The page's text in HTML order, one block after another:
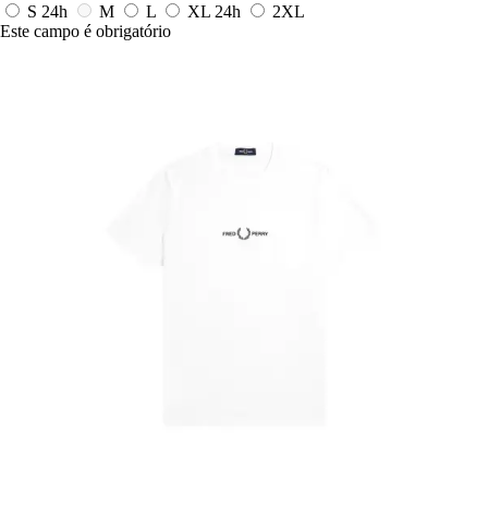
S 24h M L XL 24h
2XL
Este campo é obrigatório